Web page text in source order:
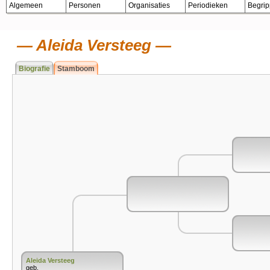
Algemeen Personen Organisaties Periodieken
Aleida Versteeg
Biografie Stamboom
Aleida Versteeg
geb.